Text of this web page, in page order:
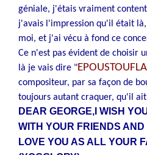
géniale, j'étais vraiment
j'avais l'impression qu'il était
moi, et j'ai vécu à fond ce
Ce n'est pas évident de choisir
là je vais dire "
compositeur, par sa façon de
toujours autant craquer, qu'il ait
DEAR GEORGE,I WISH
WITH YOUR FRIENDS
LOVE YOU AS ALL YOUR